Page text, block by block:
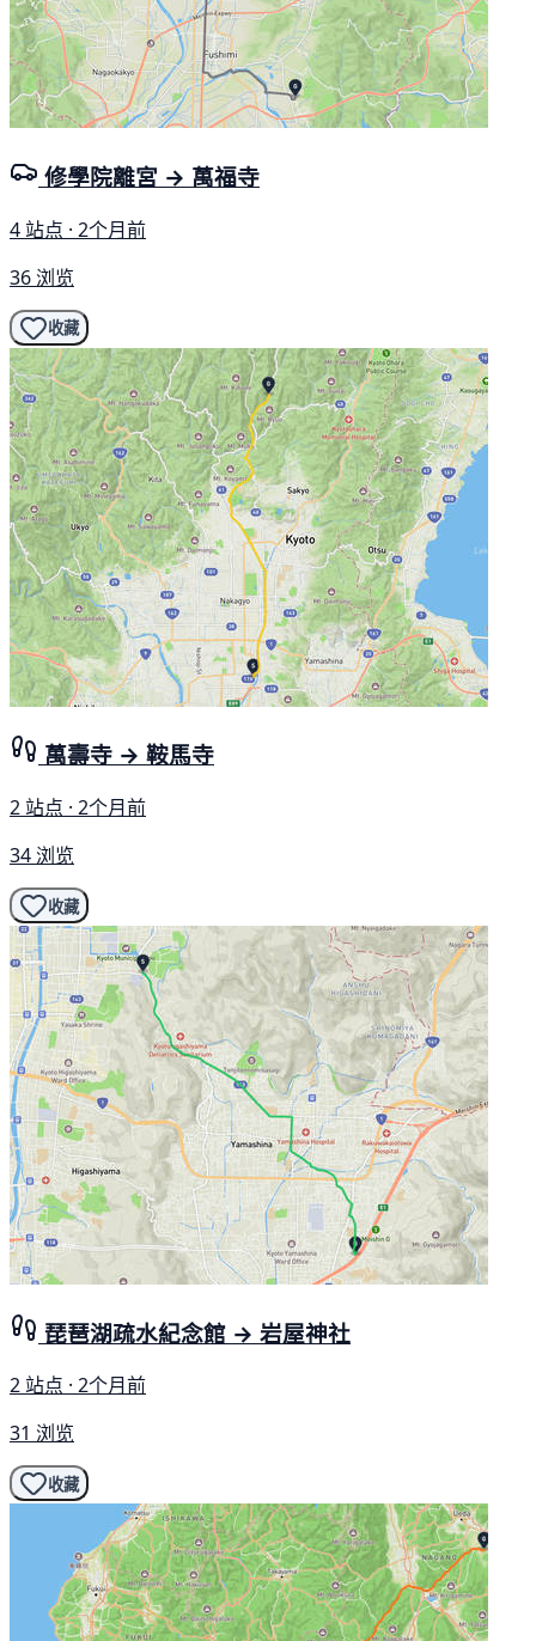
修學院離宮 → 萬福寺
4 站点 · 2个月前
36 浏览
收藏
萬壽寺 → 鞍馬寺
2 站点 · 2个月前
34 浏览
收藏
琵琶湖疏水紀念館 → 岩屋神社
2 站点 · 2个月前
31 浏览
收藏